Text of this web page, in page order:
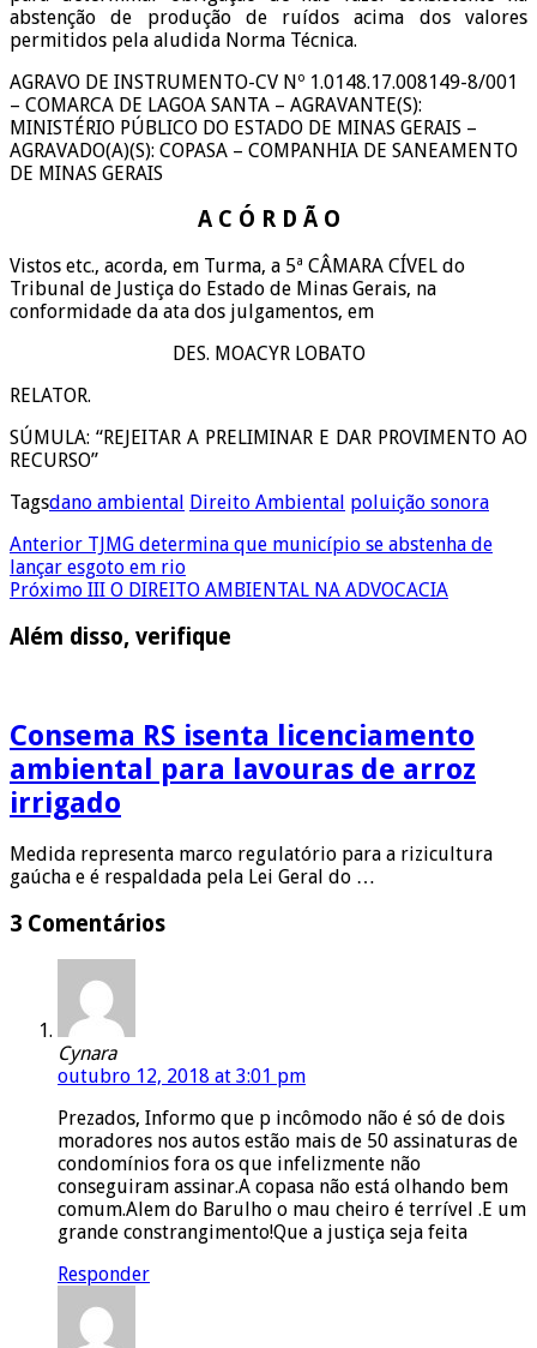
abstenção de produção de ruídos acima dos valores
permitidos pela aludida Norma Técnica.
AGRAVO DE INSTRUMENTO-CV Nº 1.0148.17.008149-8/001
– COMARCA DE LAGOA SANTA – AGRAVANTE(S):
MINISTÉRIO PÚBLICO DO ESTADO DE MINAS GERAIS –
AGRAVADO(A)(S): COPASA – COMPANHIA DE SANEAMENTO
DE MINAS GERAIS
A C Ó R D Ã O
Vistos etc., acorda, em Turma, a 5ª CÂMARA CÍVEL do
Tribunal de Justiça do Estado de Minas Gerais, na
conformidade da ata dos julgamentos, em
DES. MOACYR LOBATO
RELATOR.
SÚMULA: “REJEITAR A PRELIMINAR E DAR PROVIMENTO AO
RECURSO”
Tagsdano ambiental Direito Ambiental poluição sonora
Anterior TJMG determina que município se abstenha de
lançar esgoto em rio
Próximo III O DIREITO AMBIENTAL NA ADVOCACIA
Além disso, verifique
Consema RS isenta licenciamento
ambiental para lavouras de arroz
irrigado
Medida representa marco regulatório para a rizicultura
gaúcha e é respaldada pela Lei Geral do …
3 Comentários
Cynara
outubro 12, 2018 at 3:01 pm
Prezados, Informo que p incômodo não é só de dois
moradores nos autos estão mais de 50 assinaturas de
condomínios fora os que infelizmente não
conseguiram assinar.A copasa não está olhando bem
comum.Alem do Barulho o mau cheiro é terrível .E um
grande constrangimento!Que a justiça seja feita
Responder